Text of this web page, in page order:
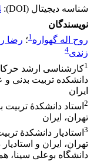
شناسه دیجیتال (DOI):
نویسندگان
روح اله گهواره1؛ رضا
زندی4
1کارشناسی ارشد
دانشکده تربیت بدنی و
ایران
2 استاد دانشکدۀ
تهران، ایران
3 استادیار دانشکدۀ
تهران، ایران و
دانشگاه بوعلی سینا،